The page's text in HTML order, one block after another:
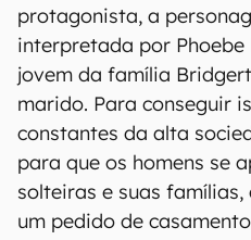
protagonista, a
interpretada por
jovem da família
marido. Para conseguir
constantes da alta
para que os homens se
solteiras e suas
um pedido de